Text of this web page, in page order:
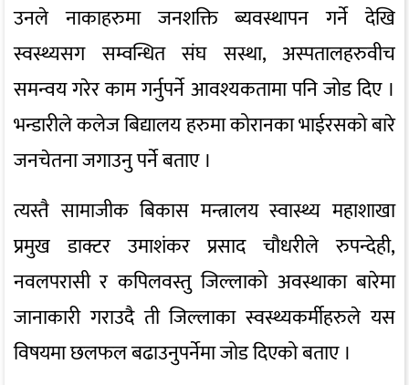
उनले नाकाहरुमा जनशक्ति ब्यवस्थापन गर्ने देखि
स्वस्थ्यसग सम्वन्धित संघ सस्था, अस्पतालहरुवीच
समन्वय गरेर काम गर्नुपर्ने आवश्यकतामा पनि जोड दिए ।
भन्डारीले कलेज बिद्यालय हरुमा कोरानका भाईरसको बारे
जनचेतना जगाउनु पर्ने बताए ।
त्यस्तै सामाजीक बिकास मन्त्रालय स्वास्थ्य महाशाखा
प्रमुख डाक्टर उमाशंकर प्रसाद चौधरीले रुपन्देही,
नवलपरासी र कपिलवस्तु जिल्लाको अवस्थाका बारेमा
जानाकारी गराउदै ती जिल्लाका स्वस्थ्यकर्मीहरुले यस
विषयमा छलफल बढाउनुपर्नेमा जोड दिएको बताए ।